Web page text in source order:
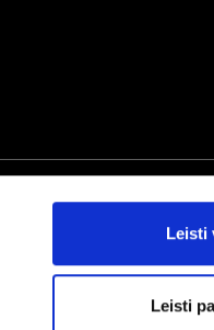
Leisti
Leisti